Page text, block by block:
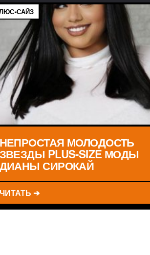
САЙЗ
НЕПРОСТАЯ МОЛОДОСТЬ
ЗВЕЗДЫ PLUS-SIZE МОДЫ
ДИАНЫ СИРОКАЙ
ЧИТАТЬ ➔